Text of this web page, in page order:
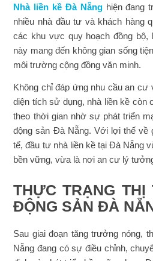
Nhà liền kề Đà Nẵnghiện đang
nhiều nhà đầu tư và khách hàng
các khu vực quy hoạch đồng bộ,
này mang đến không gian sống
môi trường cộng đồng văn minh.
Không chỉ đáp ứng nhu cầu an cư
diện tích sử dụng, nhà liền kề còn
theo thời gian nhờ sự phát triển
động sản Đà Nẵng. Với lợi thế về
tế, đầu tư nhà liền kề tại Đà Nẵng
bền vững, vừa là nơi an cư lý
THỰC TRẠNG THỊ
ĐỘNG SẢN ĐÀ
Sau giai đoạn tăng trưởng nóng,
Nẵng đang có sự điều chỉnh,